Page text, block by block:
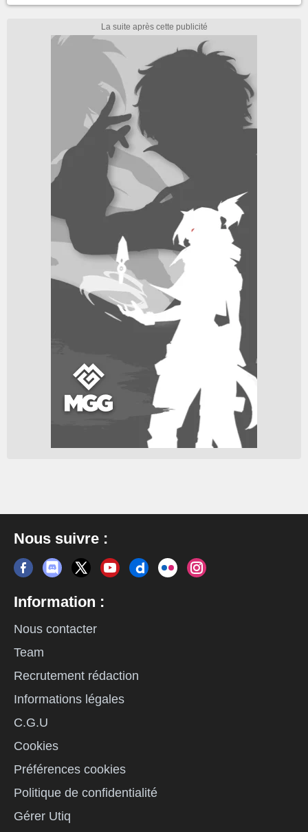
Nous suivre :
Information :
Nous contacter
Team
Recrutement rédaction
Informations légales
C.G.U
Cookies
Préférences cookies
Politique de confidentialité
Gérer Utiq